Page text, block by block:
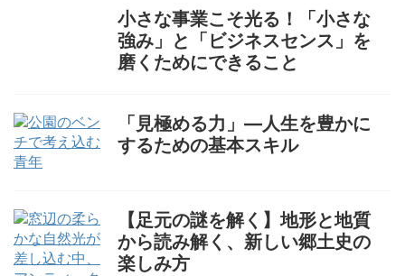
小さな事業こそ光る！「小さな
強み」と「ビジネスセンス」を
磨くためにできること
「見極める力」—人生を豊かに
するための基本スキル
【足元の謎を解く】地形と地質
から読み解く、新しい郷土史の
楽しみ方